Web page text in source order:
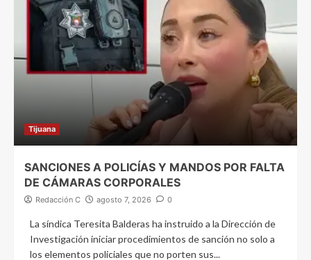
Tijuana
SANCIONES A POLICÍAS Y MANDOS POR FALTA
DE CÁMARAS CORPORALES
Redacción C agosto 7, 2026 0
La síndica Teresita Balderas ha instruido a la Dirección de
Investigación iniciar procedimientos de sanción no solo a
los elementos policiales que no porten sus...